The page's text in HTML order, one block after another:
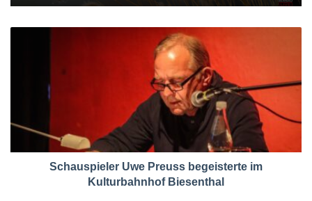
Schauspieler Uwe Preuss begeisterte im
Kulturbahnhof Biesenthal